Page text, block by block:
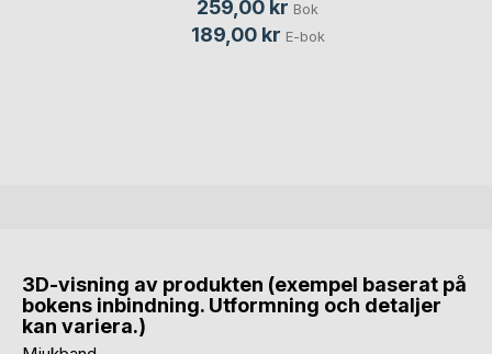
259,00 kr Bok
189,00 kr E-bok
3D-visning av produkten (exempel baserat på
bokens inbindning. Utformning och detaljer
kan variera.)